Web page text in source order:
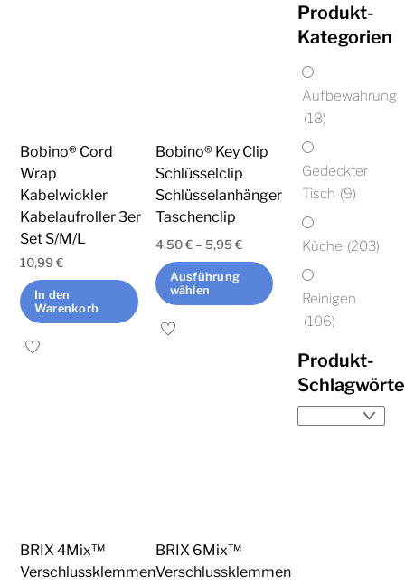
Bobino® Cord
Wrap
Kabelwickler
Kabelaufroller 3er
Set S/M/L
10,99€
In den
Warenkorb
Bobino® Key Clip
Schlüsselclip
Schlüsselanhänger
Taschenclip
4,50€–5,95€
Ausführung
wählen
Dieses
auf
der
BRIX 4Mix™
Verschlussklemmen
BRIX 6Mix™
Verschlussklemmen
Produkt-
Kategorien
Aufbewahrung
(18)
Gedeckter
Tisch (9)
Küche (203)
Reinigen
(106)
Produkt-